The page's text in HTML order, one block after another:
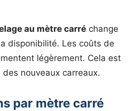
au mètre carré change
disponibilité. Les coûts de
légèrement. Cela est
nouveaux carreaux.
par mètre carré